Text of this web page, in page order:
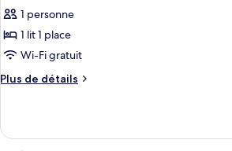
Supérieure,
lit
double
pour
ce
type
chambre :
1 personne
1 lit 1 place
Wi-Fi gratuit
Plus de détails
Plus
le